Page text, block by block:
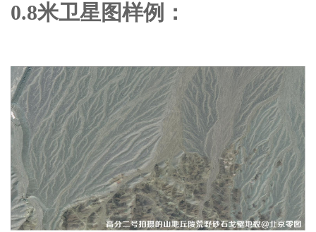
0.8米卫星图样例：